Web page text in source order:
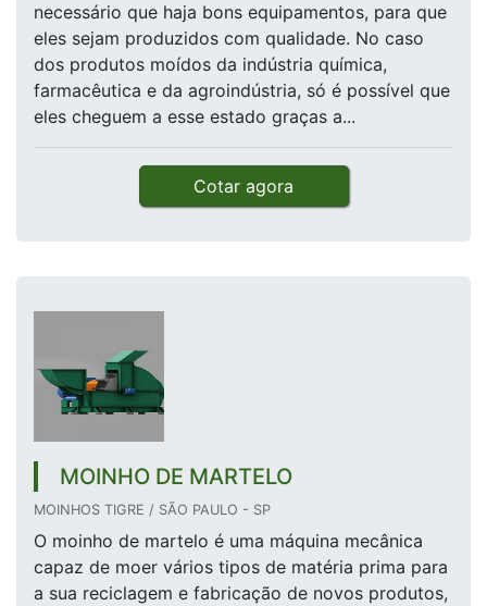
necessário que haja bons equipamentos, para que
eles sejam produzidos com qualidade. No caso
dos produtos moídos da indústria química,
farmacêutica e da agroindústria, só é possível que
eles cheguem a esse estado graças a...
Cotar agora
MOINHO DE MARTELO
MOINHOS TIGRE / SÃO PAULO - SP
O moinho de martelo é uma máquina mecânica
capaz de moer vários tipos de matéria prima para
a sua reciclagem e fabricação de novos produtos,